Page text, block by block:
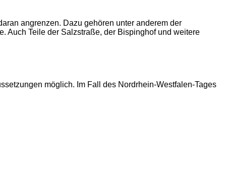
angrenzen. Dazu gehören unter anderem der
Auch Teile der Salzstraße, der Bispinghof und weitere
möglich. Im Fall des Nordrhein-Westfalen-Tages